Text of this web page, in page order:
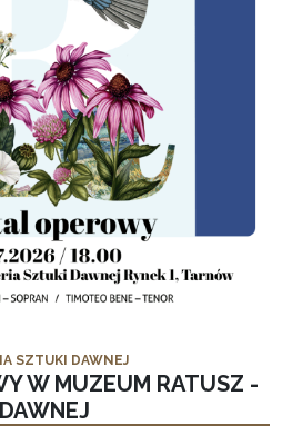
SZTUKI DAWNEJ
W MUZEUM RATUSZ -